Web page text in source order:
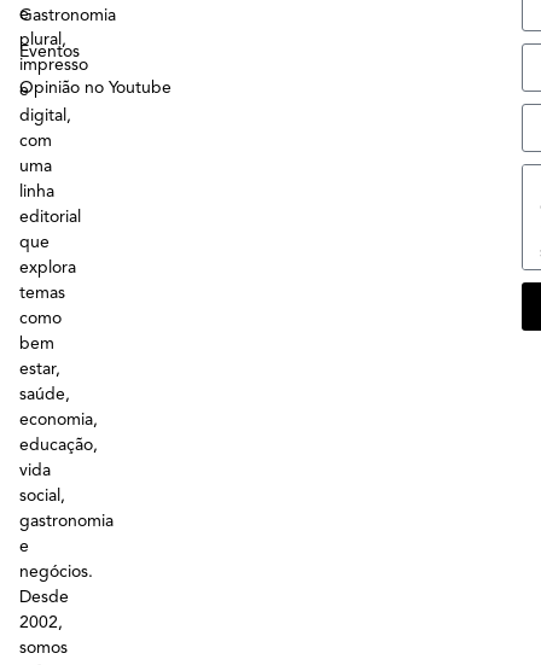
e
plural,
impresso
e
digital,
com
uma
linha
editorial
que
explora
temas
como
bem
estar,
saúde,
economia,
educação,
vida
social,
gastronomia
e
negócios.
Desde
2002,
somos
Gastronomia
Eventos
Opinião no Youtube